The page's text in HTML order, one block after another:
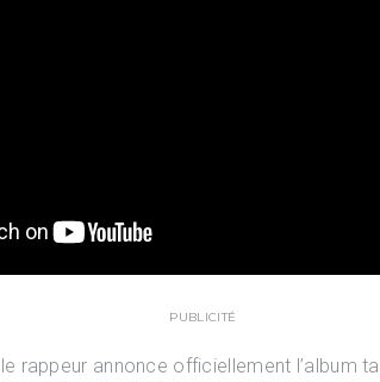
PUBLICITÉ
rappeur annonce officiellement l’album